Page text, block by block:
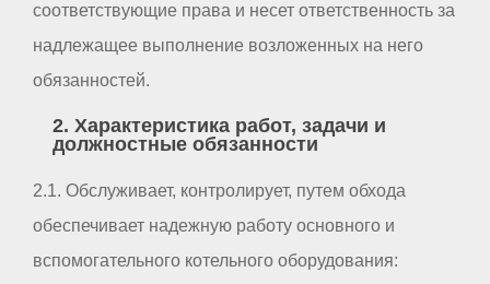
соответствующие права и несет ответственность за
надлежащее выполнение возложенных на него
обязанностей.
2. Характеристика работ, задачи и
должностные обязанности
2.1. Обслуживает, контролирует, путем обхода
обеспечивает надежную работу основного и
вспомогательного котельного оборудования: